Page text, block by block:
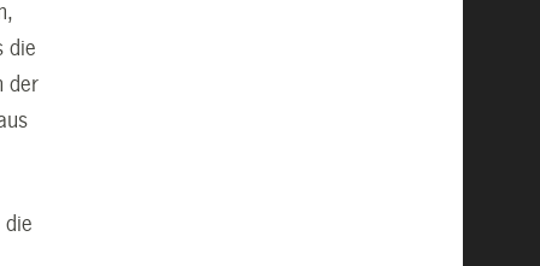
die
der
die